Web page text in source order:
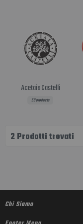
Acetaia Castelli
58 products
2Prodotti trovati
Chi Siamo